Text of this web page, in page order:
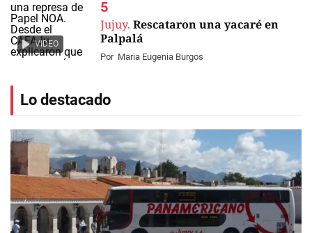
VIDEO
Jujuy. Rescataron una yacaré en
Palpalá
Por Maria Eugenia Burgos
Lo destacado